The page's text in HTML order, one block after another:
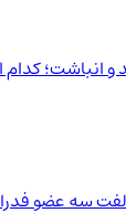
و انباشت؛ کدام
سه عضو